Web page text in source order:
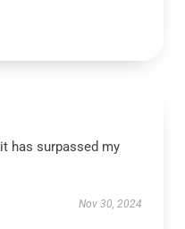
has surpassed my
Nov 30, 2024